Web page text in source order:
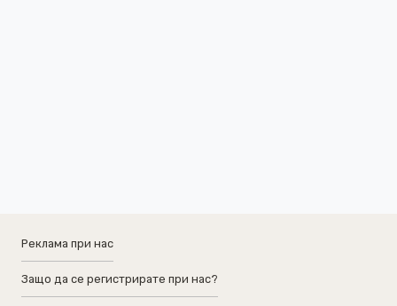
Реклама при нас
Защо да се регистрирате при нас?